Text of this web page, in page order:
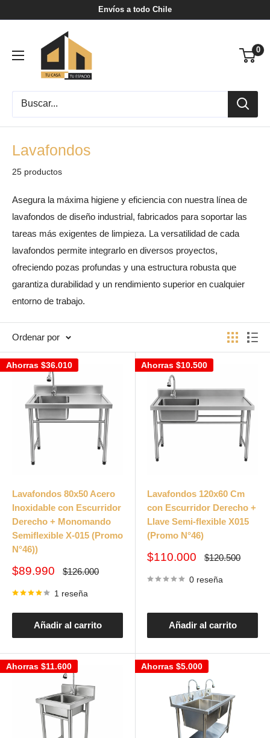
contenido
Envíos a todo Chile
Casa
Tu
0
Lavafondos
25 productos
Asegura la máxima higiene y eficiencia con nuestra línea de
lavafondos de diseño industrial, fabricados para soportar las
tareas más exigentes de limpieza. La versatilidad de cada
lavafondos permite integrarlo en diversos proyectos,
ofreciendo pozas profundas y una estructura robusta que
garantiza durabilidad y un rendimiento superior en cualquier
entorno de trabajo.
Ordenar por
Ahorras $36.010
Lavafondos 80x50 Acero
Inoxidable con Escurridor
Derecho + Monomando
Semiflexible X-015 (Promo
N°46))
Precio
venta
$89.990
Precio
$126.000
1 reseña
Añadir al carrito
Ahorras $10.500
Lavafondos 120x60 Cm
con Escurridor Derecho +
Llave Semi-flexible X015
(Promo N°46)
Precio
venta
$110.000
Precio
$120.500
0 reseña
Añadir al carrito
Ahorras $11.600 Ahorras $5.000